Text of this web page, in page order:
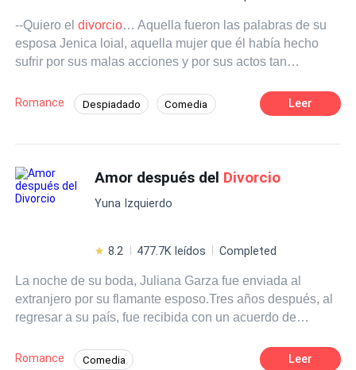
torcida-. Ni sueñes con que te voy a dejar libre, Aria -
sentenció, clavándole una mirada gélida. -¿Qué? -Te
quedarás a mi lado hasta que logre todos mis objetivos.
también estaba siendo utilizada.
--Quiero eldivorcio… Aquella fueron las palabras de su
esposa Jenica loial, aquella mujer que él había hecho
sufrir por sus malas acciones y por sus actos tan
la dejaría tranquila para que ella pusiese estar en paz
con otro hombre en el futuro? Eso ni pensarlo, él no lo
te daré el
divorcio
, porque aun en él más haya tú estarás
a mi lado hasta el fin de los tiempos”
Romance Despiadado Comedia
Pasión Independiente
Leer
Amor después del Divorcio
Yuna Izquierdo
8.2 477.7K leídos Completed
La noche de su boda, Juliana Garza fue enviada al
extranjero por su flamante esposo.Tres años después, al
regresar a su país, fue recibida con un acuerdo de
expulsándola de la casa familiar.Todos esperaban el
Romance Comedia Leer